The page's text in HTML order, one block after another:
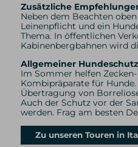
Zusätzliche
Neben dem Beachten
Leinenpflicht und ein
Thema. In öffentlichen
Kabinenbergbahnen wird
Allgemeiner
Im Sommer helfen
Kombipräparate für
Übertragung von
Auch der Schutz vor der
werden. Frag am besten
Zu unseren Touren in